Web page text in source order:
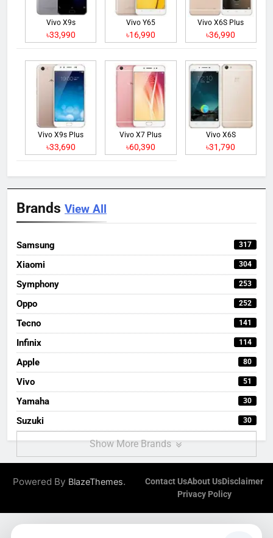
Vivo X9s
৳33,990
Vivo Y65
৳16,990
Vivo X6S Plus
৳36,990
Vivo X9s Plus
৳33,690
Vivo X7 Plus
৳60,390
Vivo X6S
৳31,790
Brands View All
Samsung 317
Xiaomi 304
Symphony 253
Oppo 252
Tecno 141
Infinix 114
Apple 80
Vivo 51
Yamaha 30
Suzuki 30
Show More Brands
Powered By BlazeThemes. Contact UsAbout UsDisclaimer
Privacy Policy